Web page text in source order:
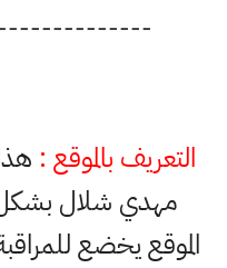
التعريف بالموقع :
مهدي شلال
الموقع يخضع